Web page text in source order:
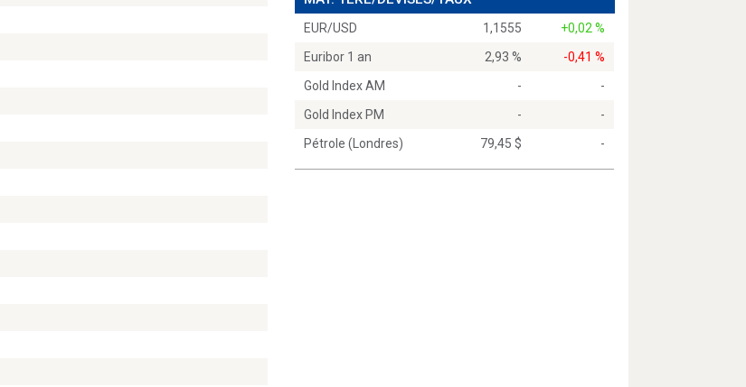
EUR/USD 1,1555
+0,02 %
Euribor 1 an
2,93 %
-0,41 %
Gold Index AM
-
-
Gold Index PM
-
-
Pétrole (Londres)
79,45 $ -